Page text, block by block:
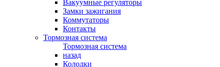
Вакуумные регуляторы
Замки зажигания
Коммутаторы
Контакты
Тормозная система
Тормозная система
назад
Колодки